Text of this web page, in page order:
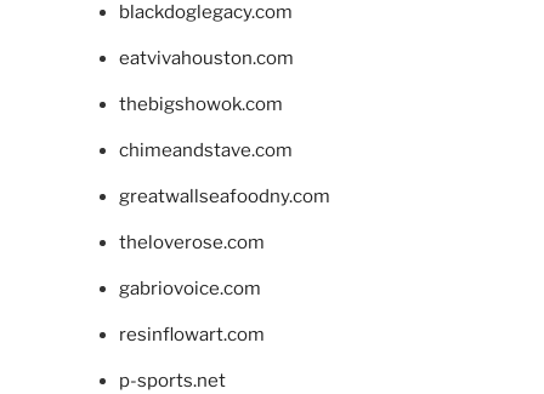
blackdoglegacy.com
eatvivahouston.com
thebigshowok.com
chimeandstave.com
greatwallseafoodny.com
theloverose.com
gabriovoice.com
resinflowart.com
p-sports.net